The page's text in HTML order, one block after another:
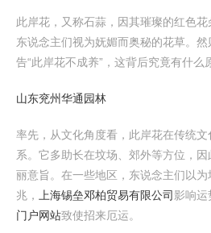
此岸花，又称石蒜，因其璀璨的红色
东说念主们视为妩媚而奥秘的花草。
告“此岸花不成养”，这背后究竟有什么
山东兖州华通园林
率先，从文化角度看，此岸花在传统文
系。它多助长在坟场、郊外等方位，因
丽意旨。在一些地区，东说念主们以
兆，
上海锡垒邓柏贸易有限公司 影响运
门户网站致使招来厄运。